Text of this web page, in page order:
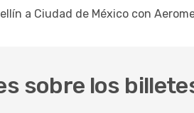
a Ciudad de México con
sobre los